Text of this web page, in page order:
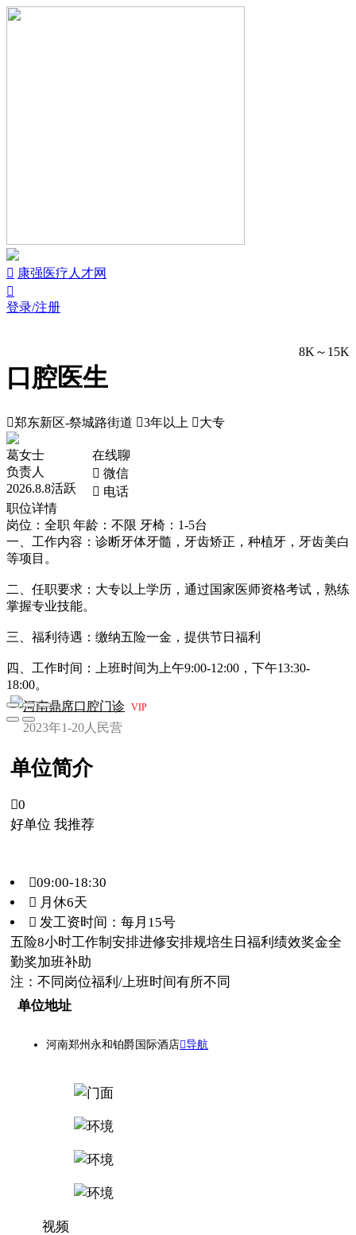
 康强医疗人才网

登录/注册
口腔医生
8K～15K
郑东新区-祭城路街道 3年以上 大专
葛女士
负责人
2026.8.8活跃
在线聊
 微信
 电话
职位详情
岗位：全职 年龄：不限 牙椅：1-5台
一、工作内容：诊断牙体牙髓，牙齿矫正，种植牙，牙齿美白
等项目。
二、任职要求：大专以上学历，通过国家医师资格考试，熟练
掌握专业技能。
三、福利待遇：缴纳五险一金，提供节日福利
四、工作时间：上班时间为上午9:00-12:00，下午13:30-
18:00。
河南鼎席口腔门诊 VIP
2023年1-20人 民营
单位简介
0
好单位 我推荐
09:00-18:30
 月休6天
 发工资时间：每月15号
五险8小时工作制 安排进修安排规培生日福利 绩效奖金全
勤奖加班补助
注：不同岗位福利/上班时间有所不同
单位地址
河南郑州永和铂爵国际酒店导航
视频